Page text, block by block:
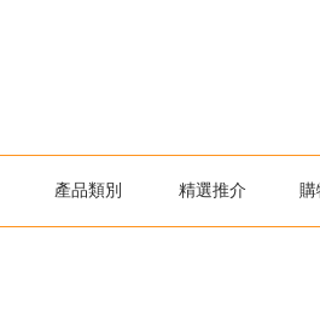
產品類別 精選推介 購